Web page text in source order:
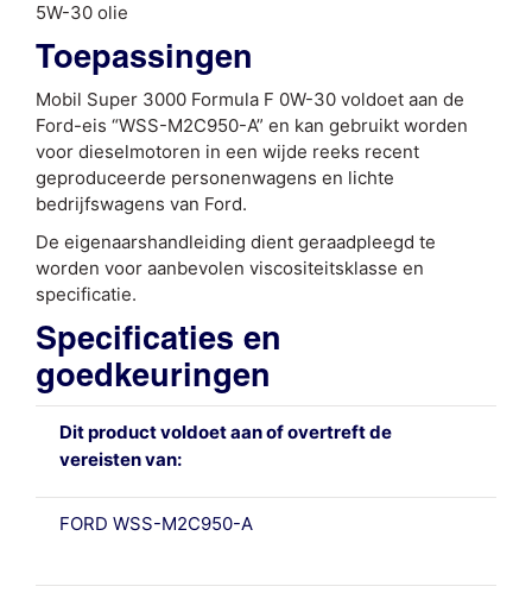
5W-30 olie
Toepassingen
Mobil Super 3000 Formula F 0W-30 voldoet aan de
Ford-eis “WSS-M2C950-A” en kan gebruikt worden
voor dieselmotoren in een wijde reeks recent
geproduceerde personenwagens en lichte
bedrijfswagens van Ford.
De eigenaarshandleiding dient geraadpleegd te
worden voor aanbevolen viscositeitsklasse en
specificatie.
Specificaties en
goedkeuringen
Dit product voldoet aan of overtreft de
vereisten van:
FORD WSS-M2C950-A